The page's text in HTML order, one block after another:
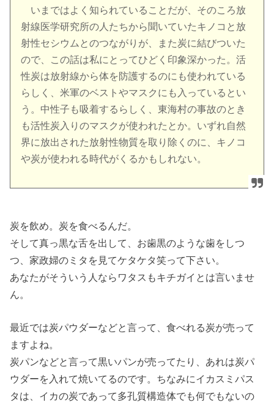
いまではよく知られていることだが、そのころ放
射線医学研究所の人たちから聞いていたキノコと放
射性セシウムとのつながりが、また炭に結びついた
ので、この話は私にとってひどく印象深かった。活
性炭は放射線から体を防護するのにも使われている
らしく、米軍のベストやマスクにも入っているとい
う。中性子も吸着するらしく、東海村の事故のとき
も活性炭入りのマスクが使われたとか。いずれ自然
界に放出された放射性物質を取り除くのに、キノコ
や炭が使われる時代がくるかもしれない。
炭を飲め。炭を食べるんだ。
そして真っ黒な舌を出して、お歯黒のような歯をしつ
つ、家政婦のミタを見てケタケタ笑って下さい。
あなたがそういう人ならワタスもキチガイとは言いませ
ん。
最近では炭パウダーなどと言って、食べれる炭が売って
ますよね。
炭パンなどと言って黒いパンが売ってたり、あれは炭パ
ウダーを入れて焼いてるのです。ちなみにイカスミパス
タは、イカの炭であって多孔質構造体でも何でもないの